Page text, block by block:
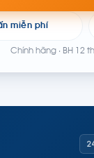
miễn phí
Chính hãng · BH 12